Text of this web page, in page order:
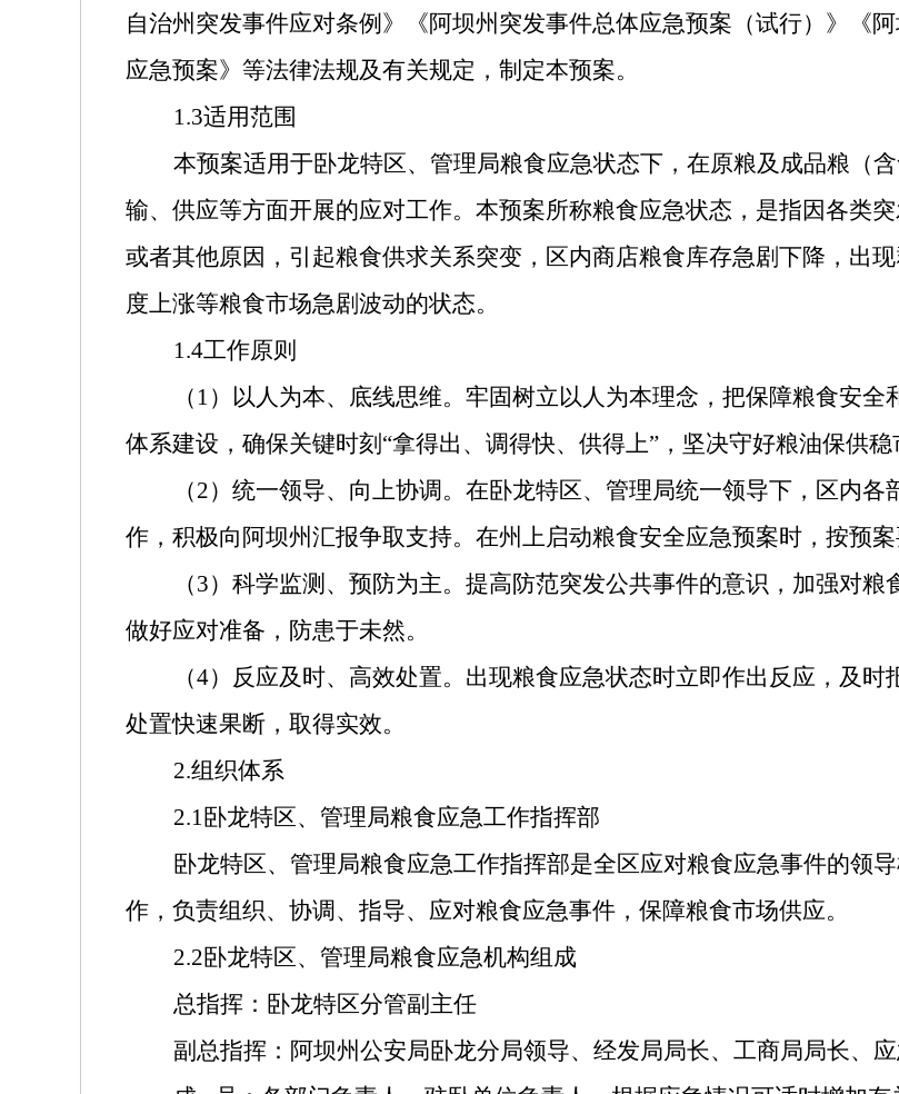
自治州突发事件应对条例》《阿坝州突发事件总体应急预案（试行）》《
应急预案》等法律法规及有关规定，制定本预案。
1.3适用范围
本预案适用于卧龙特区、管理局粮食应急状态下，在原粮及成品粮（
输、供应等方面开展的应对工作。本预案所称粮食应急状态，是指因各类
或者其他原因，引起粮食供求关系突变，区内商店粮食库存急剧下降，出
度上涨等粮食市场急剧波动的状态。
1.4工作原则
（ 1）以人为本、底线思维。牢固树立以人为本理念，把保障粮食安
体系建设，确保关键时刻“拿得出、调得快、供得上”，坚决守好粮油保供稳
（2）统一领导、向上协调。在卧龙特区、管理局统一领导下，区内
作，积极向阿坝州汇报争取支持。在州上启动粮食安全应急预案时，按预案
（3）科学监测、预防为主。提高防范突发公共事件的意识，加强对
做好应对准备，防患于未然。
（4）反应及时、高效处置。出现粮食应急状态时立即作出反应，及
处置快速果断，取得实效。
2.组织体系
2.1卧龙特区、管理局粮食应急工作指挥部
卧龙特区、管理局粮食应急工作指挥部是全区应对粮食应急事件的领
作，负责组织、协调、指导、应对粮食应急事件，保障粮食市场供应。
2.2卧龙特区、管理局粮食应急机构组成
总指挥：卧龙特区分管副主任
副总指挥： 阿坝州公安局卧龙分局领导、 经发局局长、工商局局长、